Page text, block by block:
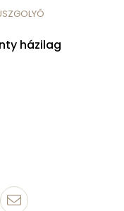
házilag